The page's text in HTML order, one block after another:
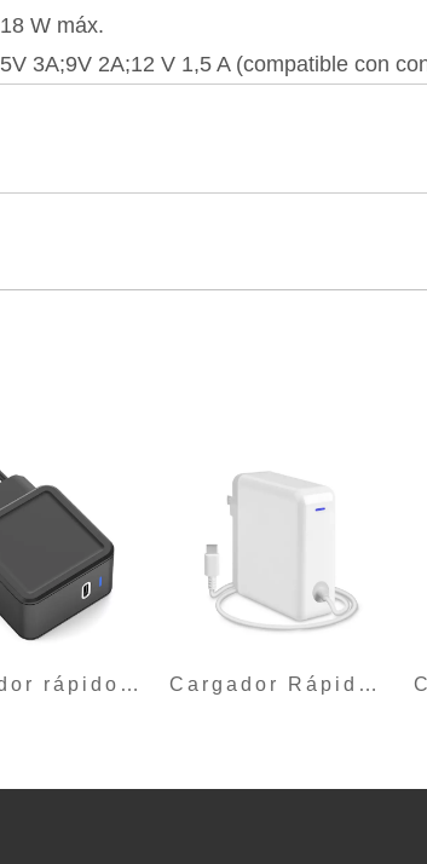
18 W máx.
5V 3A;9V 2A;12 V 1,5 A (compatible con
Cargador rápido-SZ-65W1P-G Cargador Rápido-SZ-61W-PQCon Línea